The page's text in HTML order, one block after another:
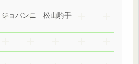
ョバンニ 松山騎手